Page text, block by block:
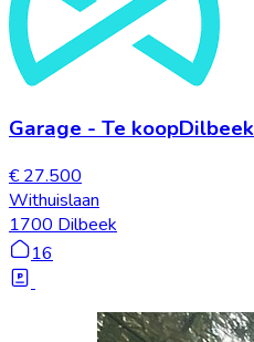
Garage - Te koopDilbeek
€ 27.500
Withuislaan
1700 Dilbeek
16